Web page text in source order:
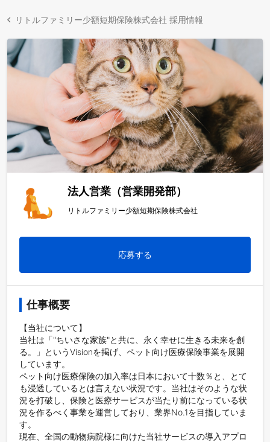
リトルファミリー少額短期保険株式会社 採用情報
法人営業（営業開発部）
リトルファミリー少額短期保険株式会社
応募する
仕事概要
【当社について】
当社は「"ちいさな家族"と共に、永く幸せに生きる未来を創
る。」というVisionを掲げ、ペット向け医療保険事業を展開
しています。
ペット向け医療保険の加入率は日本において十数％と、とて
も浸透しているとは言えない状況です。当社はそのような状
況を打破し、保険と医療サービスが当たり前になっている状
況を作るべく事業を運営しており、業界No.1を目指していま
す。
現在、全国の動物病院様に向けた当社サービスの導入アプロ